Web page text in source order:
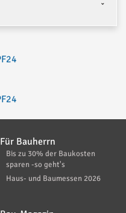
Für Bauherrn
Bis zu 30% der Baukosten
sparen -so geht's
Haus- und Baumessen 2026